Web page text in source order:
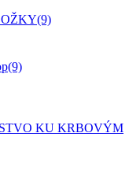
(9)
(9)
KU KRBOVÝM